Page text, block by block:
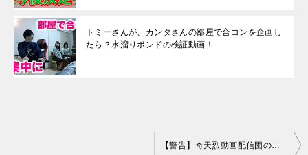
トミーさんが、カンタさんの部屋で合コンを企画し
たら？水溜りボンドの検証動画！